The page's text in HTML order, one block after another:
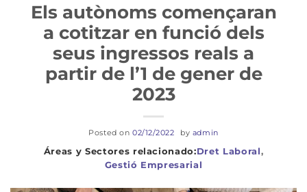
Dret Laboral,
Gestió Empresarial
Els autònoms començaran
a cotitzar en funció dels
seus ingressos reals a
partir de l’1 de gener de
2023
Posted on 02/12/2022 by admin